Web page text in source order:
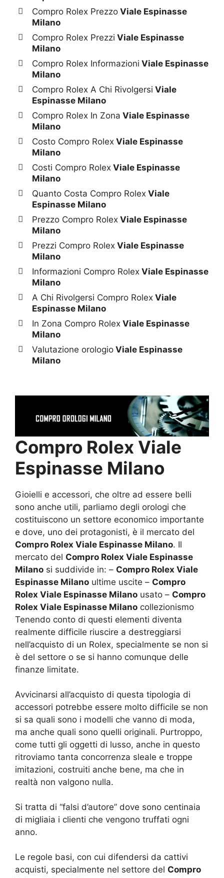
Compro Rolex Prezzo Viale Espinasse
Milano
Compro Rolex Prezzi Viale Espinasse
Milano
Compro Rolex Informazioni Viale Espinasse
Milano
Compro Rolex A Chi Rivolgersi Viale
Espinasse Milano
Compro Rolex In Zona Viale Espinasse
Milano
Costo Compro Rolex Viale Espinasse
Milano
Costi Compro Rolex Viale Espinasse
Milano
Quanto Costa Compro Rolex Viale
Espinasse Milano
Prezzo Compro Rolex Viale Espinasse
Milano
Prezzi Compro Rolex Viale Espinasse
Milano
Informazioni Compro Rolex Viale Espinasse
Milano
A Chi Rivolgersi Compro Rolex Viale
Espinasse Milano
In Zona Compro Rolex Viale Espinasse
Milano
Valutazione orologio Viale Espinasse
Milano
Compro Rolex Viale
Espinasse Milano
Gioielli e accessori, che oltre ad essere belli
sono anche utili, parliamo degli orologi che
costituiscono un settore economico importante
e dove, uno dei protagonisti, è il mercato del
Compro Rolex Viale Espinasse Milano. Il
mercato del Compro Rolex Viale Espinasse
Milano si suddivide in: – Compro Rolex Viale
Espinasse Milano ultime uscite – Compro
Rolex Viale Espinasse Milano usato – Compro
Rolex Viale Espinasse Milano collezionismo
Tenendo conto di questi elementi diventa
realmente difficile riuscire a destreggiarsi
nell’acquisto di un Rolex, specialmente se non si
è del settore o se si hanno comunque delle
finanze limitate.
Avvicinarsi all’acquisto di questa tipologia di
accessori potrebbe essere molto difficile se non
si sa quali sono i modelli che vanno di moda,
ma anche quali sono quelli originali. Purtroppo,
come tutti gli oggetti di lusso, anche in questo
ritroviamo tanta concorrenza sleale e troppe
imitazioni, costruiti anche bene, ma che in
realtà non valgono nulla.
Si tratta di “falsi d’autore” dove sono centinaia
di migliaia i clienti che vengono truffati ogni
anno.
Le regole basi, con cui difendersi da cattivi
acquisti, specialmente nel settore del Compro